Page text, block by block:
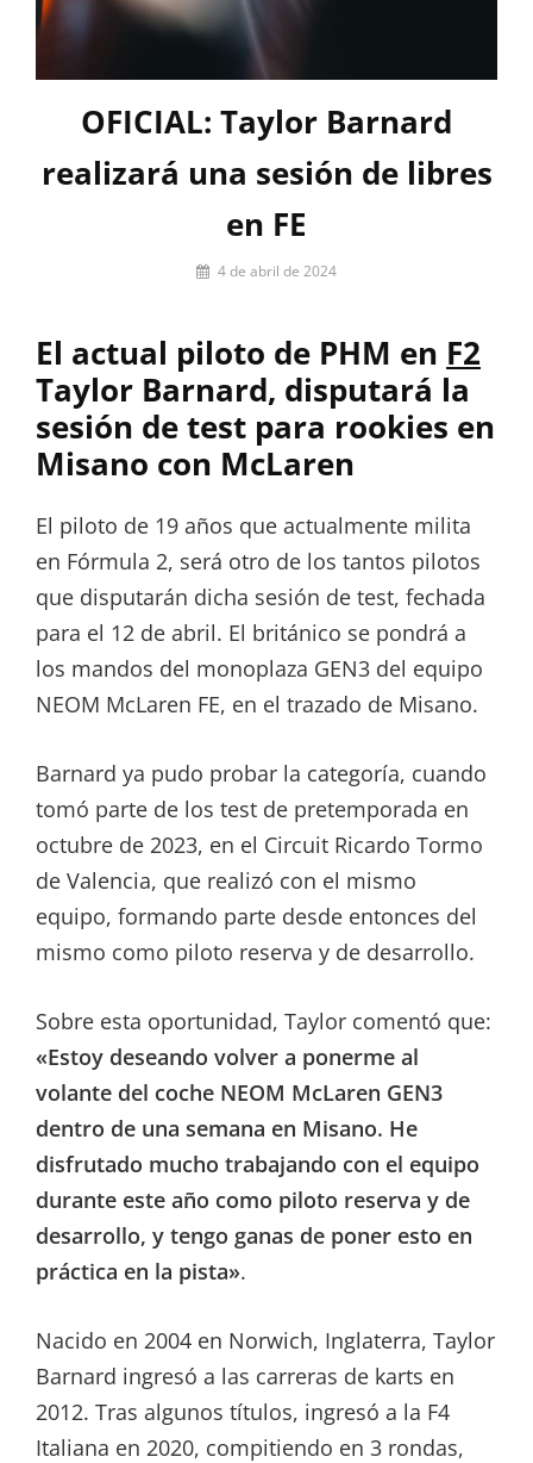
OFICIAL: Taylor Barnard
realizará una sesión de libres
en FE
Por 4 de abril de 2024
El actual piloto de PHM en F2
Taylor Barnard, disputará la
sesión de test para rookies en
Misano con McLaren
El piloto de 19 años que actualmente milita
en Fórmula 2, será otro de los tantos pilotos
que disputarán dicha sesión de test, fechada
para el 12 de abril. El británico se pondrá a
los mandos del monoplaza GEN3 del equipo
NEOM McLaren FE, en el trazado de Misano.
Barnard ya pudo probar la categoría, cuando
tomó parte de los test de pretemporada en
octubre de 2023, en el Circuit Ricardo Tormo
de Valencia, que realizó con el mismo
equipo, formando parte desde entonces del
mismo como piloto reserva y de desarrollo.
Sobre esta oportunidad, Taylor comentó que:
«Estoy deseando volver a ponerme al
volante del coche NEOM McLaren GEN3
dentro de una semana en Misano. He
disfrutado mucho trabajando con el equipo
durante este año como piloto reserva y de
desarrollo, y tengo ganas de poner esto en
práctica en la pista».
Nacido en 2004 en Norwich, Inglaterra, Taylor
Barnard ingresó a las carreras de karts en
2012. Tras algunos títulos, ingresó a la F4
Italiana en 2020, compitiendo en 3 rondas,